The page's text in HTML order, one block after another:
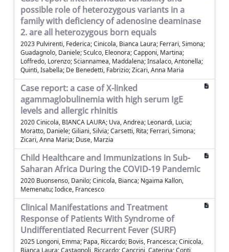
possible role of heterozygous variants in a
family with deficiency of adenosine deaminase
2. are all heterozygous born equals
2023 Pulvirenti, Federica; Cinicola, Bianca Laura; Ferrari, Simona;
Guadagnolo, Daniele; Sculco, Eleonora; Capponi, Martina;
Loffredo, Lorenzo; Sciannamea, Maddalena; Insalaco, Antonella;
Quinti, Isabella; De Benedetti, Fabrizio; Zicari, Anna Maria
Case report: a case of X-linked
agammaglobulinemia with high serum IgE
levels and allergic rhinitis
2020 Cinicola, BIANCA LAURA; Uva, Andrea; Leonardi, Lucia;
Moratto, Daniele; Giliani, Silvia; Carsetti, Rita; Ferrari, Simona;
Zicari, Anna Maria; Duse, Marzia
Child Healthcare and Immunizations in Sub-
Saharan Africa During the COVID-19 Pandemic
2020 Buonsenso, Danilo; Cinicola, Bianca; Ngaima Kallon,
Memenatu; Iodice, Francesco
Clinical Manifestations and Treatment
Response of Patients With Syndrome of
Undifferentiated Recurrent Fever (SURF)
2025 Longoni, Emma; Papa, Riccardo; Bovis, Francesca; Cinicola,
Bianca Laura; Castagnoli, Riccardo; Cancrini, Caterina; Conti,